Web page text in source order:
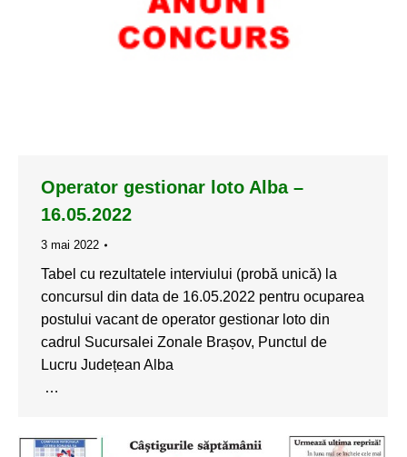
Operator gestionar loto Alba –
16.05.2022
3 mai 2022
Tabel cu rezultatele interviului (probă unică) la
concursul din data de 16.05.2022 pentru ocuparea
postului vacant de operator gestionar loto din
cadrul Sucursalei Zonale Brașov, Punctul de
Lucru Județean Alba
…